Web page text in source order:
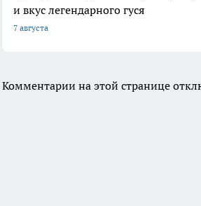
и вкус легендарного гуся
7 августа
Комментарии на этой странице